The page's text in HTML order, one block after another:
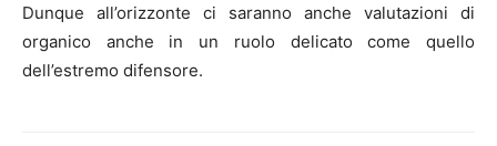
Dunque all’orizzonte ci saranno anche valutazioni di
organico anche in un ruolo delicato come quello
dell’estremo difensore.